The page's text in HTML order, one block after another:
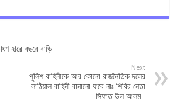
হারে বছরে বাড়ি
Next
পুলিশ বাহিনীকে আর কোনো রাজনৈতিক দলের
লাঠিয়াল বাহিনী বানানো যাবে নাঃ শিবির নেতা
সিফাত উল আলম